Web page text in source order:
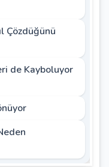
Çözdüğünü
de Kayboluyor